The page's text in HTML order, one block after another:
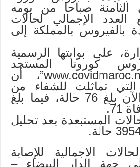
صباحا من يومه
العدد الإجمالي لحالات
بالفيروس بالمملكة إلى
على بوابتها الرسمية
كورونا المستجد
بالمغرب “www.covidmaroc.ma”، أن
تماثلت للشفاء من
المرض حتى الآن بلغ 76 حالة، فيما بلغ
71.
المستبعدة بعد تحليل
الاجمالية للإصابة
جهة الدار البيضاء –